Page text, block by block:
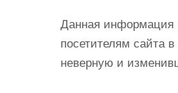
Данная информация
посетителям сайта
неверную и